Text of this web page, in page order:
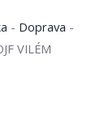
- Doprava -
VILÉM